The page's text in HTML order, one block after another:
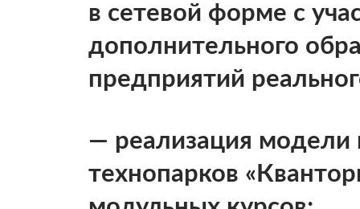
в сетевой форме с
дополнительного
предприятий
— реализация модели
технопарков